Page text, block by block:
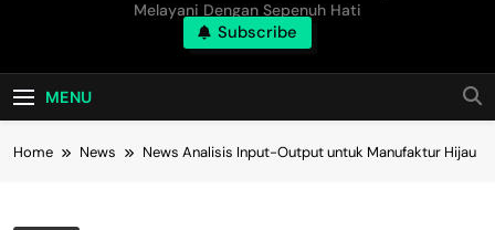
Melayani Dengan Sepenuh Hati
Subscribe
MENU
Home News News Analisis Input-Output untuk Manufaktur Hijau